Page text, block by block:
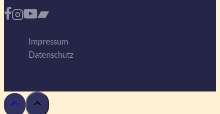
Impressum
Datenschutz